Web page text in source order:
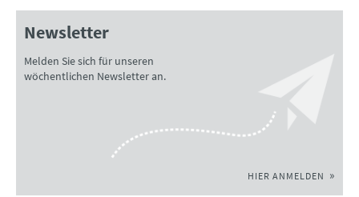
Newsletter
Melden Sie sich für unseren
wöchentlichen Newsletter an.
HIER ANMELDEN